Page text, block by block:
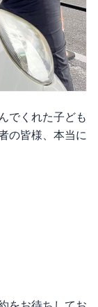
でくれた子ども
の皆様、本当に